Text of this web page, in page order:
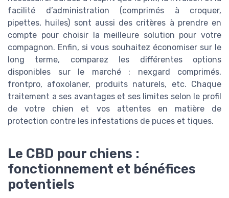
facilité d’administration (comprimés à croquer,
pipettes, huiles) sont aussi des critères à prendre en
compte pour choisir la meilleure solution pour votre
compagnon. Enfin, si vous souhaitez économiser sur le
long terme, comparez les différentes options
disponibles sur le marché : nexgard comprimés,
frontpro, afoxolaner, produits naturels, etc. Chaque
traitement a ses avantages et ses limites selon le profil
de votre chien et vos attentes en matière de
protection contre les infestations de puces et tiques.
Le CBD pour chiens :
fonctionnement et bénéfices
potentiels